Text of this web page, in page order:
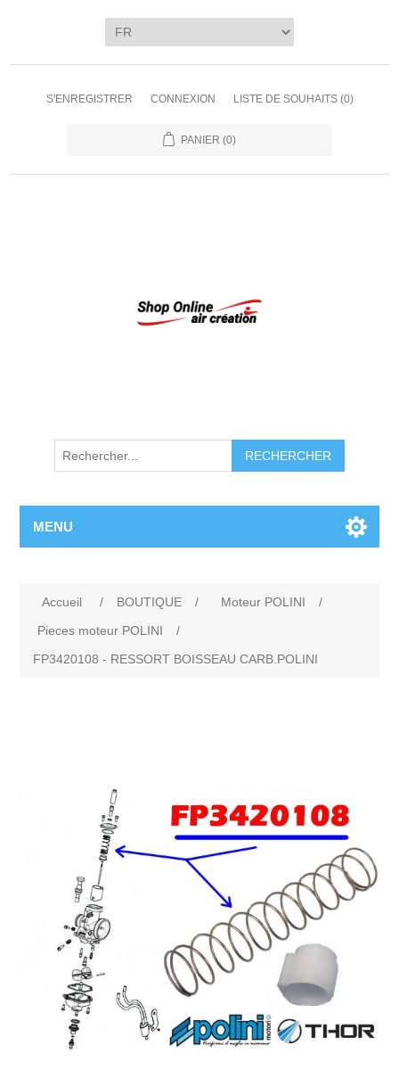
S'ENREGISTRER CONNEXION LISTE DE SOUHAITS (0)
PANIER (0)
RECHERCHER
MENU
Accueil / BOUTIQUE / Moteur POLINI
/
Pieces moteur POLINI
/
FP3420108 - RESSORT BOISSEAU CARB.POLINI